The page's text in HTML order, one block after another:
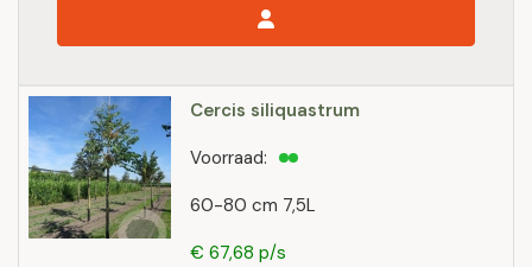
Cercis siliquastrum
60-80 cm 7,5L
Voorraad:
€ 67,68 p/s